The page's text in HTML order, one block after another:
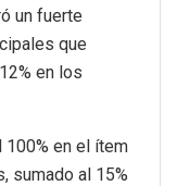
un fuerte
que
en los
100% en el ítem
sumado al 15%